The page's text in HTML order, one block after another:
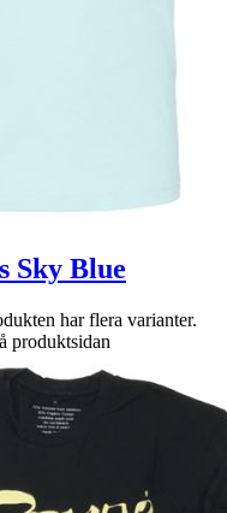
Sky Blue
har flera varianter.
produktsidan